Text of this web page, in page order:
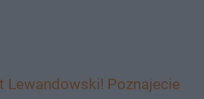
Lewandowski! Poznajecie